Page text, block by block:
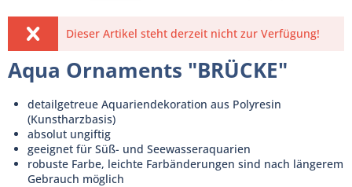
Dieser Artikel steht derzeit nicht zur Verfügung!
Aqua Ornaments "BRÜCKE"
detailgetreue Aquariendekoration aus Polyresin
(Kunstharzbasis)
absolut ungiftig
geeignet für Süß- und Seewasseraquarien
robuste Farbe, leichte Farbänderungen sind nach längerem
Gebrauch möglich